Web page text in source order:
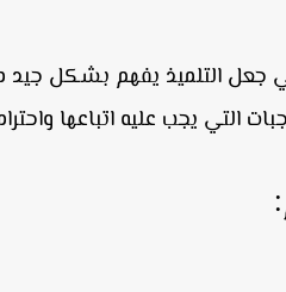
جعل التلميذ يفهم بشكل جيد
التي يجب عليه اتباعها